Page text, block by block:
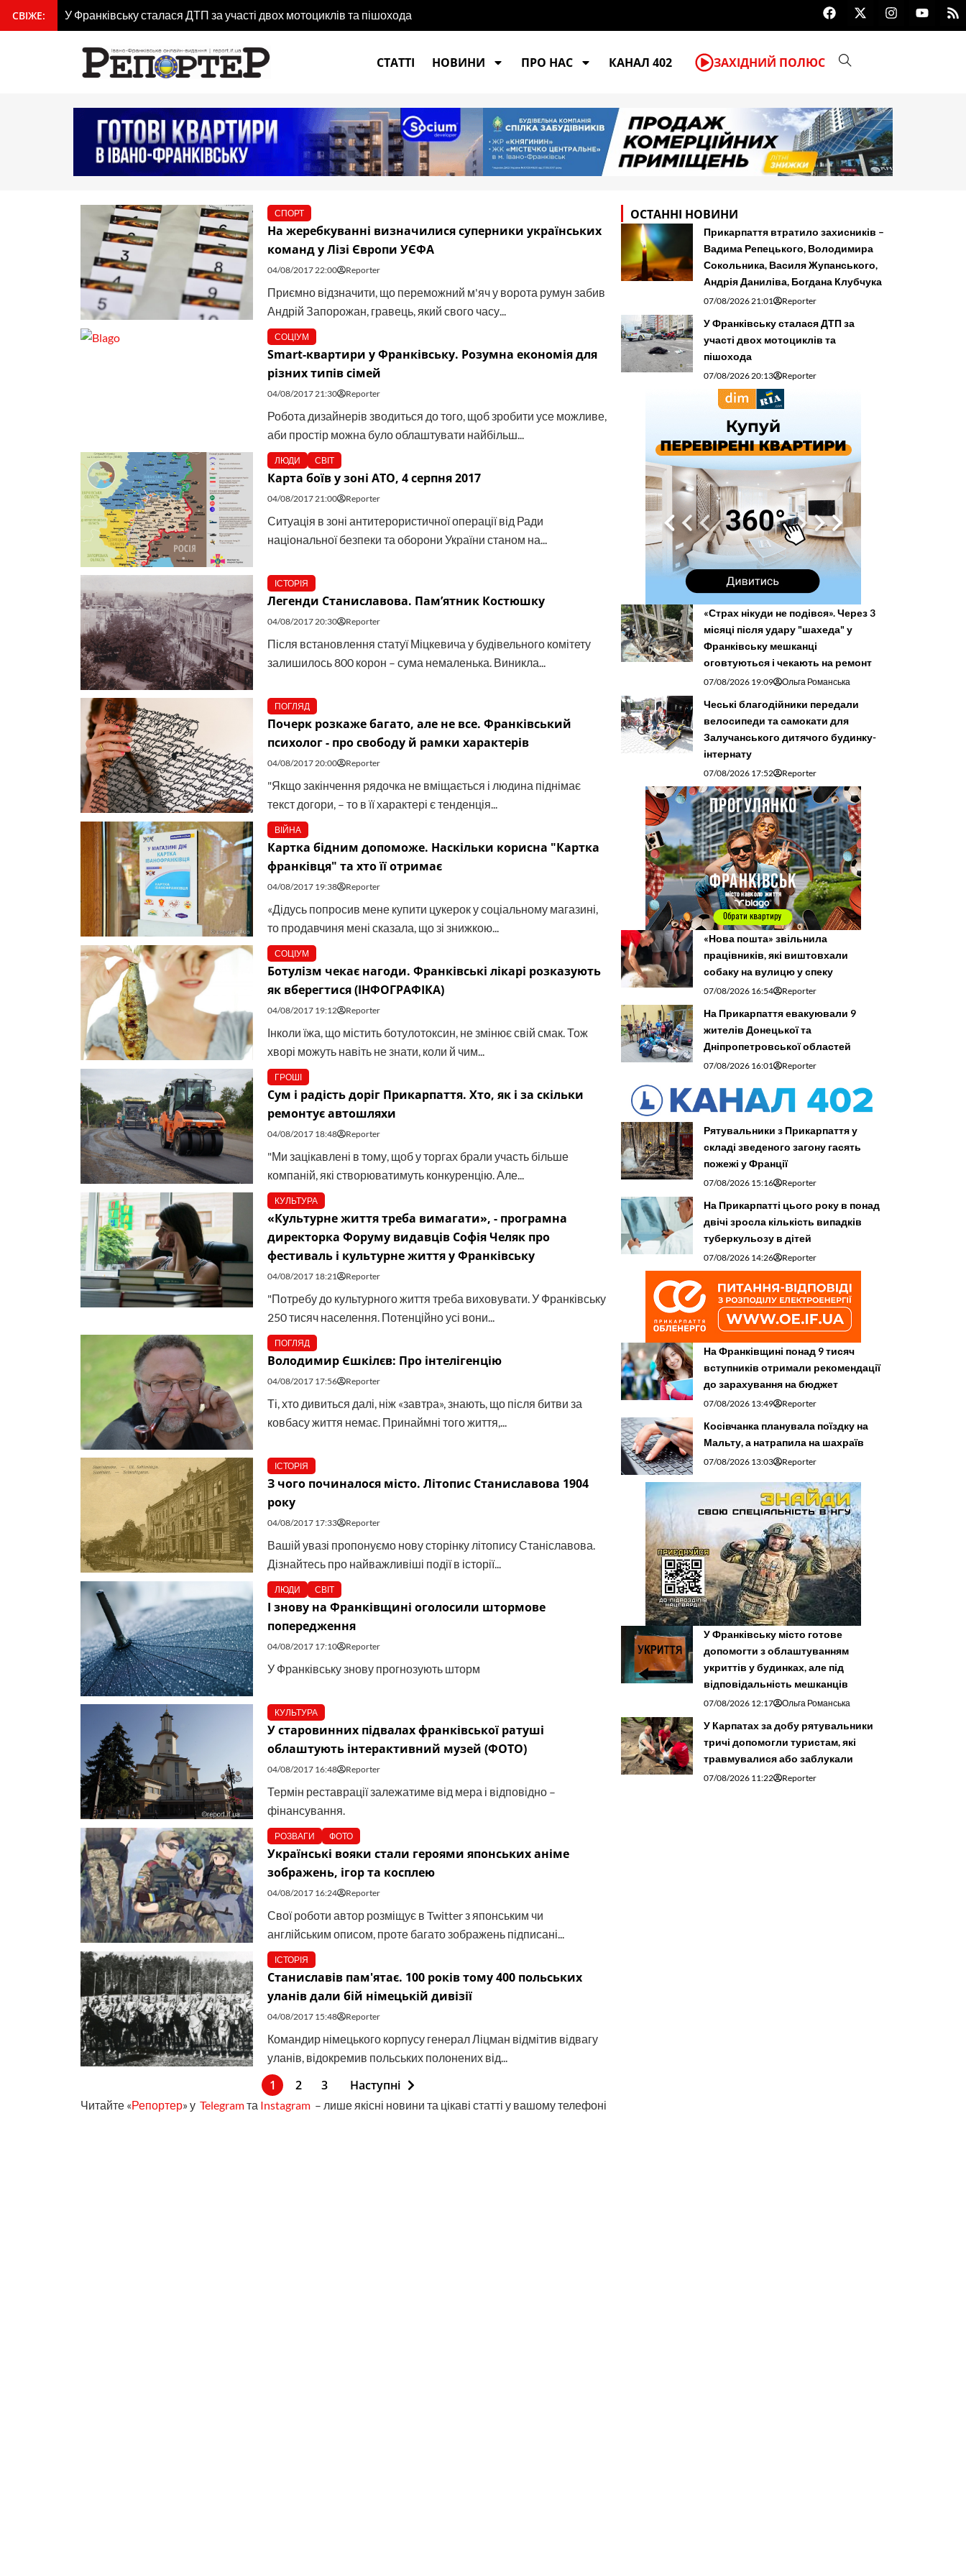
вмісту
СВІЖЕ: У Франківську сталася ДТП за участі двох мотоциклів та пішохода «Страх нікуди не подівся».
F
a
c
X
-
t
r
I
n
s
m
Y
o
u
R
s
s
СТАТТІ
НОВИНИ ПРО НАС КАНАЛ 402 ЗАХІДНИЙ ПОЛЮС
СПОРТ
На жеребкуванні визначилися суперники українських
команд у Лізі Європи УЄФА
04/08/2017 22:00 Reporter
Приємно відзначити, що переможний м'яч у ворота румун забив
Андрій Запорожан, гравець, який свого часу...
СОЦІУМ
Smart-квартири у Франківську. Розумна економія для
різних типів сімей
04/08/2017 21:30 Reporter
Робота дизайнерів зводиться до того, щоб зробити усе можливе,
аби простір можна було облаштувати найбільш...
ЛЮДИ СВІТ
Карта боїв у зоні АТО, 4 серпня 2017
04/08/2017 21:00 Reporter
Ситуація в зоні антитерористичної операції від Ради
національної безпеки та оборони України станом на...
ІСТОРІЯ
Легенди Станиславова. Пам’ятник Костюшку
04/08/2017 20:30 Reporter
Після встановлення статуї Міцкевича у будівельного комітету
залишилось 800 корон – сума немаленька. Виникла...
ПОГЛЯД
Почерк розкаже багато, але не все. Франківський
психолог - про свободу й рамки характерів
04/08/2017 20:00 Reporter
"Якщо закінчення рядочка не вміщається і людина піднімає
текст догори, – то в її характері є тенденція...
ВІЙНА
Картка бідним допоможе. Наскільки корисна "Картка
франківця" та хто її отримає
04/08/2017 19:38 Reporter
«Дідусь попросив мене купити цукерок у соціальному магазині,
то продавчиня мені сказала, що зі знижкою...
СОЦІУМ
Ботулізм чекає нагоди. Франківські лікарі розказують
як вберегтися (ІНФОГРАФІКА)
04/08/2017 19:12 Reporter
Інколи їжа, що містить ботулотоксин, не змінює свій смак. Тож
хворі можуть навіть не знати, коли й чим...
ГРОШІ
Сум і радість доріг Прикарпаття. Хто, як і за скільки
ремонтує автошляхи
04/08/2017 18:48 Reporter
"Ми зацікавлені в тому, щоб у торгах брали участь більше
компаній, які створюватимуть конкуренцію. Але...
КУЛЬТУРА
«Культурне життя треба вимагати», - програмна
директорка Форуму видавців Софія Челяк про
фестиваль і культурне життя у Франківську
04/08/2017 18:21 Reporter
"Потребу до культурного життя треба виховувати. У Франківську
250 тисяч населення. Потенційно усі вони...
ПОГЛЯД
Володимир Єшкілєв: Про інтелігенцію
04/08/2017 17:56 Reporter
Ті, хто дивиться далі, ніж «завтра», знають, що після битви за
ковбасу життя немає. Принаймні того життя,...
ІСТОРІЯ
З чого починалося місто. Літопис Станиславова 1904
року
04/08/2017 17:33 Reporter
Вашій увазі пропонуємо нову сторінку літопису Станіславова.
Дізнайтесь про найважливіші події в історії...
ЛЮДИ СВІТ
І знову на Франківщині оголосили штормове
попередження
04/08/2017 17:10 Reporter
У Франківську знову прогнозують шторм
КУЛЬТУРА
У старовинних підвалах франківської ратуші
облаштують інтерактивний музей (ФОТО)
04/08/2017 16:48 Reporter
Термін реставрації залежатиме від мера і відповідно –
фінансування.
РОЗВАГИ ФОТО
Українські вояки стали героями японських аніме
зображень, ігор та косплею
04/08/2017 16:24 Reporter
Свої роботи автор розміщує в Twitter з японським чи
англійським описом, проте багато зображень підписані...
ІСТОРІЯ
Станиславів пам'ятає. 100 років тому 400 польських
уланів дали бій німецькій дивізії
04/08/2017 15:48 Reporter
Командир німецького корпусу генерал Ліцман відмітив відвагу
уланів, відокремив польських полонених від...
1 2 3 Наступні
Читайте «Репортер» у Telegramта Instagram – лише якісні новини та цікаві статті у вашому телефоні
ОСТАННІ НОВИНИ
Прикарпаття втратило захисників –
Вадима Репецького, Володимира
Сокольника, Василя Жупанського,
Андрія Даниліва, Богдана Клубчука
07/08/2026 21:01 Reporter
У Франківську сталася ДТП за
участі двох мотоциклів та
пішохода
07/08/2026 20:13 Reporter
«Страх нікуди не подівся». Через 3
місяці після удару "шахеда" у
Франківську мешканці
оговтуються і чекають на ремонт
07/08/2026 19:09 Ольга Романська
Чеські благодійники передали
велосипеди та самокати для
Залучанського дитячого будинку-
інтернату
07/08/2026 17:52 Reporter
«Нова пошта» звільнила
працівників, які виштовхали
собаку на вулицю у спеку
07/08/2026 16:54 Reporter
На Прикарпаття евакуювали 9
жителів Донецької та
Дніпропетровської областей
07/08/2026 16:01 Reporter
Рятувальники з Прикарпаття у
складі зведеного загону гасять
пожежі у Франції
07/08/2026 15:16 Reporter
На Прикарпатті цього року в понад
двічі зросла кількість випадків
туберкульозу в дітей
07/08/2026 14:26 Reporter
На Франківщині понад 9 тисяч
вступників отримали рекомендації
до зарахування на бюджет
07/08/2026 13:49 Reporter
Косівчанка планувала поїздку на
Мальту, а натрапила на шахраїв
07/08/2026 13:03 Reporter
У Франківську місто готове
допомогти з облаштуванням
укриттів у будинках, але під
відповідальність мешканців
07/08/2026 12:17 Ольга Романська
У Карпатах за добу рятувальники
тричі допомогли туристам, які
травмувалися або заблукали
07/08/2026 11:22 Reporter